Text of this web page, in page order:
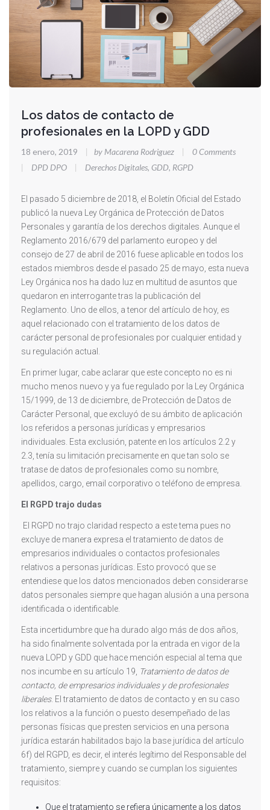
Los datos de contacto de
profesionales en la LOPD y GDD
18 enero, 2019 | by Macarena Rodriguez |
0 Comments
|
DPD DPO | Derechos Digitales, GDD, RGPD
El pasado 5 diciembre de 2018, el Boletín Oficial del Estado
publicó la nueva Ley Orgánica de Protección de Datos
Personales y garantía de los derechos digitales. Aunque el
Reglamento 2016/679 del parlamento europeo y del
consejo de 27 de abril de 2016 fuese aplicable en todos los
estados miembros desde el pasado 25 de mayo, esta nueva
Ley Orgánica nos ha dado luz en multitud de asuntos que
quedaron en interrogante tras la publicación del
Reglamento. Uno de ellos, a tenor del artículo de hoy, es
aquel relacionado con el tratamiento de los datos de
carácter personal de profesionales por cualquier entidad y
su regulación actual.
En primer lugar, cabe aclarar que este concepto no es ni
mucho menos nuevo y ya fue regulado por la Ley Orgánica
15/1999, de 13 de diciembre, de Protección de Datos de
Carácter Personal, que excluyó de su ámbito de aplicación
los referidos a personas jurídicas y empresarios
individuales. Esta exclusión, patente en los artículos 2.2 y
2.3, tenía su limitación precisamente en que tan solo se
tratase de datos de profesionales como su nombre,
apellidos, cargo, email corporativo o teléfono de empresa.
El RGPD trajo dudas
El RGPD no trajo claridad respecto a este tema pues no
excluye de manera expresa el tratamiento de datos de
empresarios individuales o contactos profesionales
relativos a personas jurídicas. Esto provocó que se
entendiese que los datos mencionados deben considerarse
datos personales siempre que hagan alusión a una persona
identificada o identificable.
Esta incertidumbre que ha durado algo más de dos años,
ha sido finalmente solventada por la entrada en vigor de la
nueva LOPD y GDD que hace mención especial al tema que
nos incumbe en su artículo 19, Tratamiento de datos de
contacto, de empresarios individuales y de profesionales
liberales. El tratamiento de datos de contacto y en su caso
los relativos a la función o puesto desempeñado de las
personas físicas que presten servicios en una persona
jurídica estarán habilitados bajo la base jurídica del artículo
6f) del RGPD, es decir, el interés legítimo del Responsable del
tratamiento, siempre y cuando se cumplan los siguientes
requisitos:
Que el tratamiento se refiera únicamente a los datos